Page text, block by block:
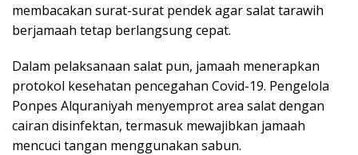
membacakan surat-surat pendek agar salat tarawih
berjamaah tetap berlangsung cepat.
Dalam pelaksanaan salat pun, jamaah menerapkan
protokol kesehatan pencegahan Covid-19. Pengelola
Ponpes Alquraniyah menyemprot area salat dengan
cairan disinfektan, termasuk mewajibkan jamaah
mencuci tangan menggunakan sabun.